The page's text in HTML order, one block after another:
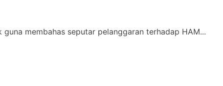
membahas seputar pelanggaran terhadap HAM...